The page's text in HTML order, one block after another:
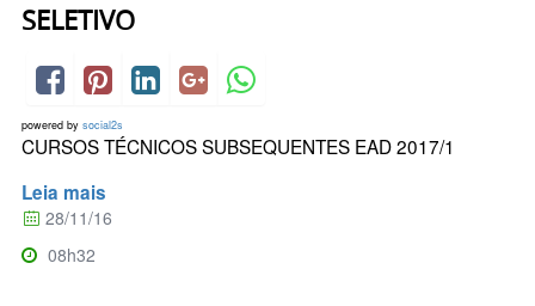
SELETIVO
powered by social2s
CURSOS TÉCNICOS SUBSEQUENTES EAD 2017/1
Leia mais
28/11/16
08h32